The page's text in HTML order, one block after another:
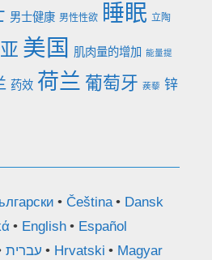
男士健康 男性性欲 睡眠 立陶
美国 肌肉量的增加 能量提
药效 荷兰 葡萄牙 蒺藜 锌
Čeština
Dansk
English
Español
עברית Hrvatski
Magyar